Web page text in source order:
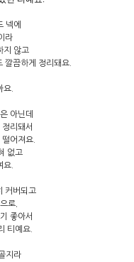
넥에
라
지 않고
깔끔하게 정리돼요.
요.
아닌데
리돼서
어져요.
없고
요.
커버되고
로,
좋아서
티예요.
지라